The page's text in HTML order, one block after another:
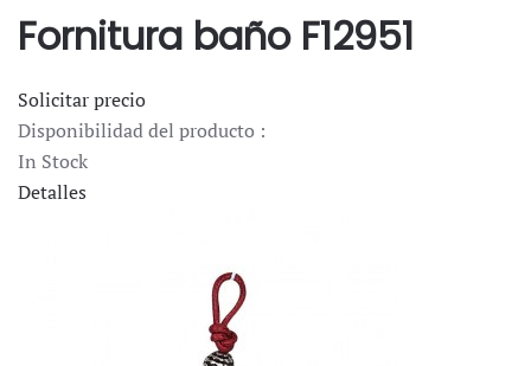
Fornitura baño F12951
Solicitar precio
Disponibilidad del producto :
In Stock
Detalles